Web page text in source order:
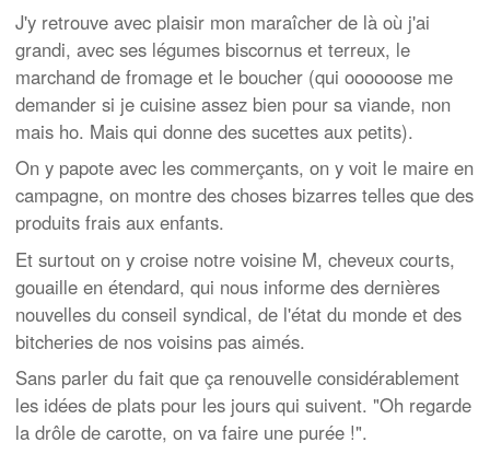
J'y retrouve avec plaisir mon maraîcher de là où j'ai
grandi, avec ses légumes biscornus et terreux, le
marchand de fromage et le boucher (qui oooooose me
demander si je cuisine assez bien pour sa viande, non
mais ho. Mais qui donne des sucettes aux petits).
On y papote avec les commerçants, on y voit le maire en
campagne, on montre des choses bizarres telles que des
produits frais aux enfants.
Et surtout on y croise notre voisine M, cheveux courts,
gouaille en étendard, qui nous informe des dernières
nouvelles du conseil syndical, de l'état du monde et des
bitcheries de nos voisins pas aimés.
Sans parler du fait que ça renouvelle considérablement
les idées de plats pour les jours qui suivent. "Oh regarde
la drôle de carotte, on va faire une purée !".